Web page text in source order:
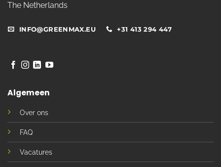
The Netherlands
INFO@GREENMAX.EU +31 413 294 447
Algemeen
Over ons
FAQ
Vacatures